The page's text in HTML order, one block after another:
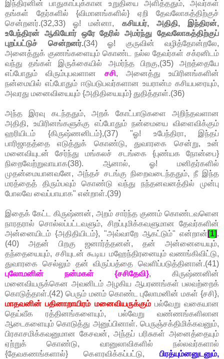
இந்திரனின் பாதுகாப்புக்கான உறுதியை அளித்ததும், அவர்கள்
தங்கள் தேர்களில் {விமானங்களில்} ஏறி தேவலோகத்திற்குச்
சென்றனர்.(32,33) ஓ! மன்னா, கசியபர், அதிதி, இந்திரன்,
உபேந்திரன் ஆகியோர் ஒரே தேரில் அமர்ந்து தேவலோகத்திற்குப்
புறப்பட்டுச் சென்றனர்.(34) ஓ! குருவின் வழித்தோன்றலே,
அனைத்துக் குணங்களையும் கொண்ட நல்ல தேவர்கள் சக்ரனிடம்
வந்து தங்கள் இருக்கையில் அமர்ந்த பிறகு,(35) அறத்தையே
எப்போதும் விரும்புபவளான சசி, அனைத்து உயிரினங்களின்
நன்மையில் எப்போதும் ஈடுபடுபவர்களான உயரான்ம கசியபரையும்,
அவரது மனைவியையும் {அதிதியையும்} துதித்தாள்.(36)
அந்த இரவு கடந்ததும், அறக் கோட்பாடுகளை அறிந்தவளான
அதிதி, உயிரினங்களுக்கு எப்போதும் நன்மையை விளைவிக்கும்
ஹரியிடம் {கிருஷ்ணனிடம்},(37) "ஓ! உபேந்திரா, இந்தப்
பாரிஜாதத்தை எடுத்துக் கொண்டு, துவாரகை சென்று, உன்
மனைவியுடன் சேர்ந்து மங்கலச் சடங்கை {புண்யக நோன்பை}
நிறைவேற்றுவாயாக(38). ஆனால், ஓ! மனிதர்களில்
முதன்மையானவனே, அந்தச் சடங்கு நிறைவடைந்ததும், நீ இந்த
மரத்தைத் திரும்பவும் கொண்டு வந்து நந்தனவனத்தில் முன்பு
போலவே வைப்பாயாக" என்றாள்.(39)
இதைக் கேட்ட கிருஷ்ணன், அறம் சார்ந்த குணம் கொண்டவளென
நாரதரால் சொல்லப்பட்டவளும், சிறப்புமிக்கவளுமான தேவர்களின்
அன்னையிடம் {அதிதியிடம்}, "அவ்வாறே ஆகட்டும்" என்றான் [1].
(40) அதன் பிறகு ஜனார்த்தனன், தன் அன்னையையும்,
தந்தையையும், சசியுடன் கூடிய மஹேந்திரனையும் வணங்கிவிட்டு,
துவாரகை செல்லும் தன் விருப்பத்தை வெளிப்படுத்தினான்.(41)
புலோமனின் நன்மகள் {சசிதேவி}, கிருஷ்ணனின்
மனைவியருக்கென அவனிடம் அழகிய ஆபரணங்கள் பலவற்றைக்
கொடுத்தாள்.(42) பெரும் மனம் கொண்ட புலோமனின் மகள் {சசி},
மாதவனின் பதினாறாயிரம் மனைவியருக்கும்பல்வேறு வகையான
தெய்வீக ரத்தினங்களையும், பல்வேறு வண்ணங்களிலான
ஆடைகளையும் கொடுத்து அனுப்பினாள். பெருஞ்சக்திமிக்கவனும்,
பிரகாசமிக்கவனுமான கேசவன், அந்தப் பரிசுகள் அனைத்தையும்
ஏற்றுக் கொண்டு, வானுலாவிகளில் நல்லவர்களால்
{தேவகணங்களால்} கௌரவிக்கப்பட்டு, பிரத்யும்னனுடனும்,